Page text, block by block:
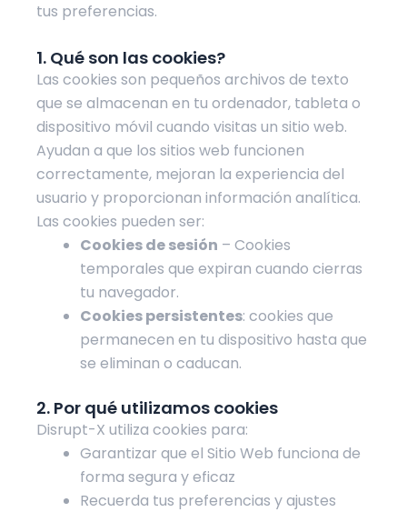
tus preferencias.
1. Qué son las cookies?
Las cookies son pequeños archivos de texto
que se almacenan en tu ordenador, tableta o
dispositivo móvil cuando visitas un sitio web.
Ayudan a que los sitios web funcionen
correctamente, mejoran la experiencia del
usuario y proporcionan información analítica.
Las cookies pueden ser:
Cookies de sesión – Cookies
temporales que expiran cuando cierras
tu navegador.
Cookies persistentes: cookies que
permanecen en tu dispositivo hasta que
se eliminan o caducan.
2. Por qué utilizamos cookies
Disrupt-X utiliza cookies para:
Garantizar que el Sitio Web funciona de
forma segura y eficaz
Recuerda tus preferencias y ajustes